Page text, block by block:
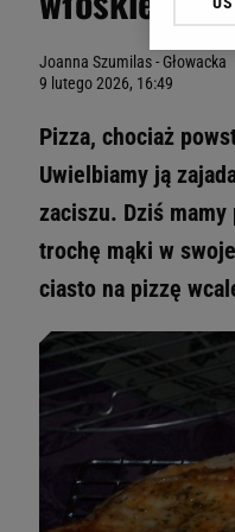
Joanna Szumilas - Głowacka
9 lutego 2026, 16:49
Pizza, chociaż
Uwielbiamy ją
zaciszu. Dziś
trochę mąki w
ciasto na pizzę
My,
badnie